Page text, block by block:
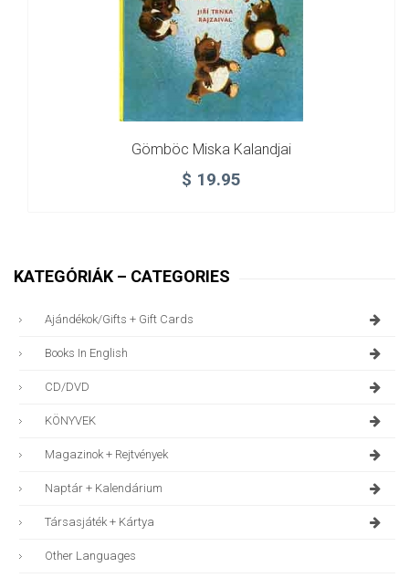
Gömböc Miska Kalandjai
$ 19.95
KATEGÓRIÁK – CATEGORIES
Ajándékok/gifts + Gift Cards
Books In English
CD/DVD
KÖNYVEK
Magazinok + Rejtvények
Naptár + Kalendárium
Társasjáték + Kártya
Other Languages